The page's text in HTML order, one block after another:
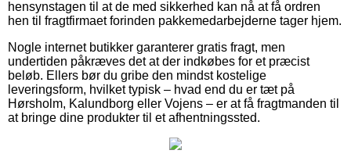
hensynstagen til at de med sikkerhed kan nå at få ordren
hen til fragtfirmaet forinden pakkemedarbejderne tager hjem.
Nogle internet butikker garanterer gratis fragt, men
undertiden påkræves det at der indkøbes for et præcist
beløb. Ellers bør du gribe den mindst kostelige
leveringsform, hvilket typisk – hvad end du er tæt på
Hørsholm, Kalundborg eller Vojens – er at få fragtmanden til
at bringe dine produkter til et afhentningssted.